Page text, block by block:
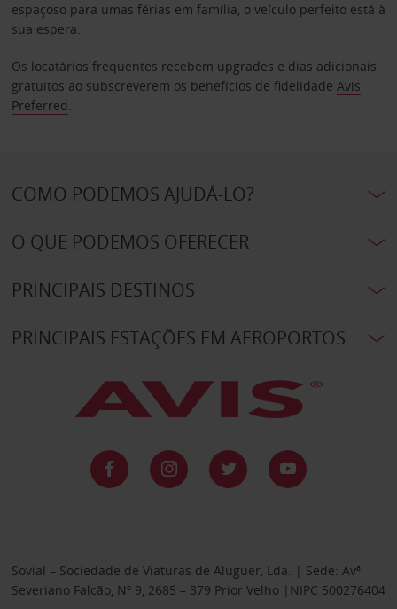
espaçoso para umas férias em família, o veículo perfeito está à
sua espera.
Os locatários frequentes recebem upgrades e dias adicionais
gratuitos ao subscreverem os benefícios de fidelidade Avis
Preferred.
COMO PODEMOS AJUDÁ-LO?
O QUE PODEMOS OFERECER
PRINCIPAIS DESTINOS
PRINCIPAIS ESTAÇÕES EM AEROPORTOS
Sovial – Sociedade de Viaturas de Aluguer, Lda. | Sede: Avª
Severiano Falcão, Nº 9, 2685 – 379 Prior Velho |NIPC 500276404